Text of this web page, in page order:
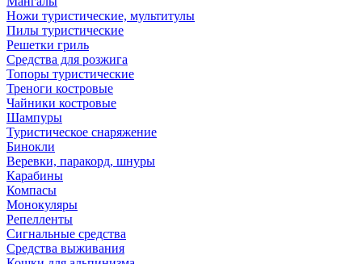
Ножи туристические, мультитулы
Пилы туристические
Решетки гриль
Средства для розжига
Топоры туристические
Треноги костровые
Чайники костровые
Шампуры
Туристическое снаряжение
Бинокли
Веревки, паракорд, шнуры
Карабины
Компасы
Монокуляры
Репелленты
Сигнальные средства
Средства выживания